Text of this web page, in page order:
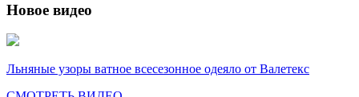
Новое видео
Льняные узоры ватное всесезонное одеяло от Валетекс